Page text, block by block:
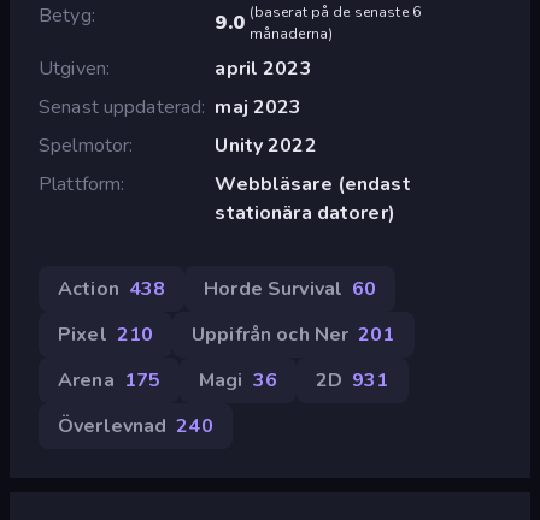
Betyg
9.0 (baserat på de senaste 6
månaderna)
Utgiven
april 2023
Senast uppdaterad maj 2023
Spelmotor
Unity 2022
Plattform
Webbläsare (endast
stationära datorer)
Action 438 Horde Survival 60
Pixel 210 Uppifrån och Ner 201
Arena 175 Magi 36 2D 931
Överlevnad 240